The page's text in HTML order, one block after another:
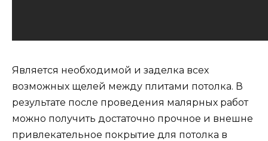
Является необходимой и заделка всех
возможных щелей между плитами потолка. В
результате после проведения малярных работ
можно получить достаточно прочное и внешне
привлекательное покрытие для потолка в